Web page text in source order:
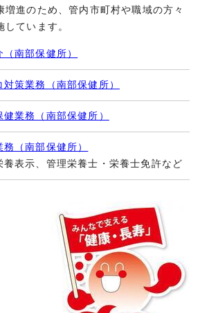
増進のため、管内市町村や職域の方々
ています。
南部保健所）
策業務（南部保健所）
業務（南部保健所）
（南部保健所）
表示、管理栄養士・栄養士免許など